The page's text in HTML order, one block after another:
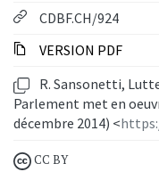
CDBF.CH/924
VERSION PDF
R. Sansonetti,
Parlement met en
décembre 2014) <
CC BY